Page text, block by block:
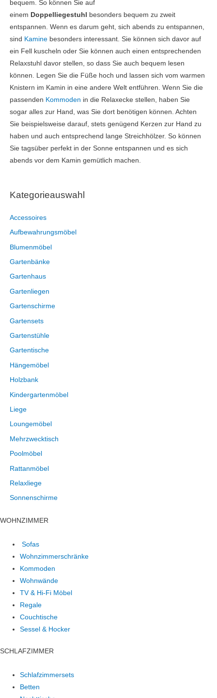
Kategorieauswahl
Accessoires
Aufbewahrungsmöbel
Blumenmöbel
Gartenbänke
Gartenhaus
Gartenliegen
Gartenschirme
Gartensets
Gartenstühle
Gartentische
Hängemöbel
Holzbank
Kindergartenmöbel
Liege
Loungemöbel
Mehrzwecktisch
Poolmöbel
Rattanmöbel
Relaxliege
Sonnenschirme
bequem. So können Sie auf
einem Doppelliegestuhl
besonders bequem zu zweit
entspannen. Wenn es darum geht, sich abends zu entspannen,
sind Kamine besonders interessant. Sie können sich davor auf
ein Fell kuscheln oder Sie können auch einen entsprechenden
Relaxstuhl davor stellen, so dass Sie auch bequem lesen
können. Legen Sie die Füße hoch und lassen sich vom warmen
Knistern im Kamin in eine andere Welt entführen. Wenn Sie die
passenden Kommoden in die Relaxecke stellen, haben Sie
sogar alles zur Hand, was Sie dort benötigen können. Achten
Sie beispielsweise darauf, stets genügend Kerzen zur Hand zu
haben und auch entsprechend lange Streichhölzer. So können
Sie tagsüber perfekt in der Sonne entspannen und es sich
abends vor dem Kamin gemütlich machen.
WOHNZIMMER
Sofas
Wohnzimmerschränke
Kommoden
Wohnwände
TV & Hi-Fi Möbel
Regale
Couchtische
Sessel & Hocker
SCHLAFZIMMER
Schlafzimmersets
Betten